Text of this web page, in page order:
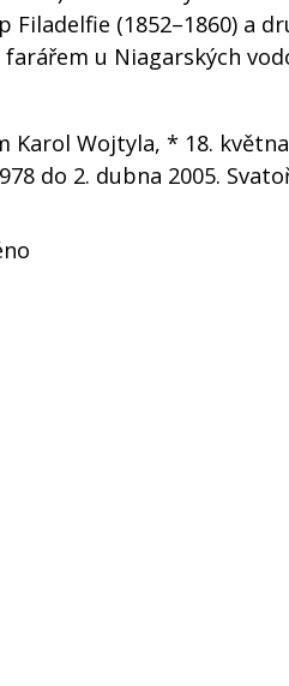
(1852–1860) a
u Niagarských
Karol Wojtyla, * 18.
do 2. dubna 2005.